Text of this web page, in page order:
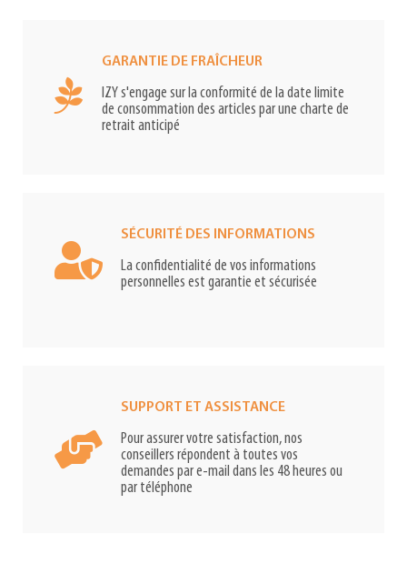
GARANTIE DE FRAÎCHEUR
IZY s'engage sur la conformité de la date limite
de consommation des articles par une charte de
retrait anticipé
SÉCURITÉ DES INFORMATIONS
La confidentialité de vos informations
personnelles est garantie et sécurisée
SUPPORT ET ASSISTANCE
Pour assurer votre satisfaction, nos
conseillers répondent à toutes vos
demandes par e-mail dans les 48 heures ou
par téléphone